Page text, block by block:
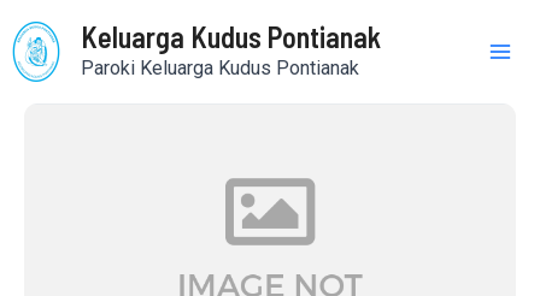
to
content
Keluarga Kudus Pontianak
Paroki Keluarga Kudus Pontianak